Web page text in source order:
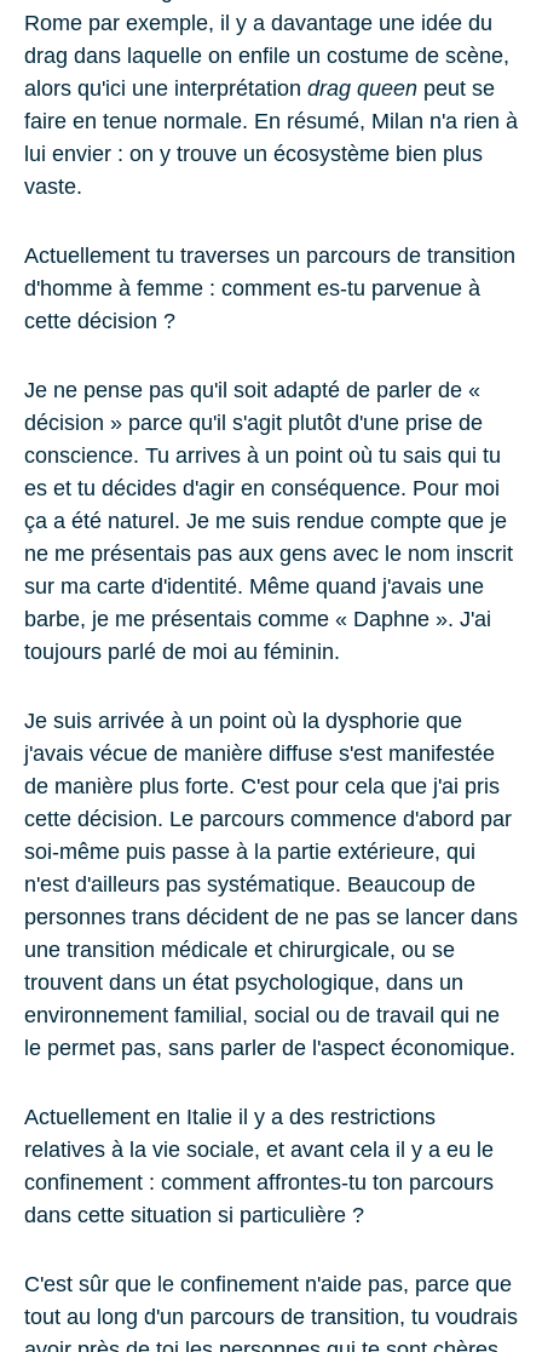
Rome par exemple, il y a davantage une idée du
drag dans laquelle on enfile un costume de scène,
alors qu'ici une interprétation drag queen peut se
faire en tenue normale. En résumé, Milan n'a rien à
lui envier : on y trouve un écosystème bien plus
vaste.
Actuellement tu traverses un parcours de transition
d'homme à femme : comment es-tu parvenue à
cette décision ?
Je ne pense pas qu'il soit adapté de parler de «
décision » parce qu'il s'agit plutôt d'une prise de
conscience. Tu arrives à un point où tu sais qui tu
es et tu décides d'agir en conséquence. Pour moi
ça a été naturel. Je me suis rendue compte que je
ne me présentais pas aux gens avec le nom inscrit
sur ma carte d'identité. Même quand j'avais une
barbe, je me présentais comme « Daphne ». J'ai
toujours parlé de moi au féminin.
Je suis arrivée à un point où la dysphorie que
j'avais vécue de manière diffuse s'est manifestée
de manière plus forte. C'est pour cela que j'ai pris
cette décision. Le parcours commence d'abord par
soi-même puis passe à la partie extérieure, qui
n'est d'ailleurs pas systématique. Beaucoup de
personnes trans décident de ne pas se lancer dans
une transition médicale et chirurgicale, ou se
trouvent dans un état psychologique, dans un
environnement familial, social ou de travail qui ne
le permet pas, sans parler de l'aspect économique.
Actuellement en Italie il y a des restrictions
relatives à la vie sociale, et avant cela il y a eu le
confinement : comment affrontes-tu ton parcours
dans cette situation si particulière ?
C'est sûr que le confinement n'aide pas, parce que
tout au long d'un parcours de transition, tu voudrais